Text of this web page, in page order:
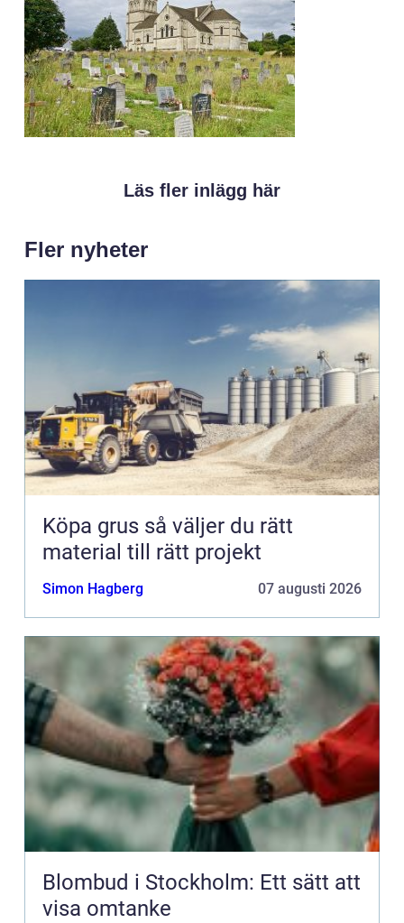
Läs fler inlägg här
Fler nyheter
Köpa grus så väljer du rätt
material till rätt projekt
Simon Hagberg 07 augusti 2026
Blombud i Stockholm: Ett sätt att
visa omtanke